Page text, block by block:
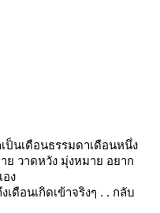
ป็นเดือนธรรมดาเดือนหนึ่ง
วาดหวัง มุ่งหมาย อยาก
อง
ดือนเกิดเข้าจริงๆ . . กลับ